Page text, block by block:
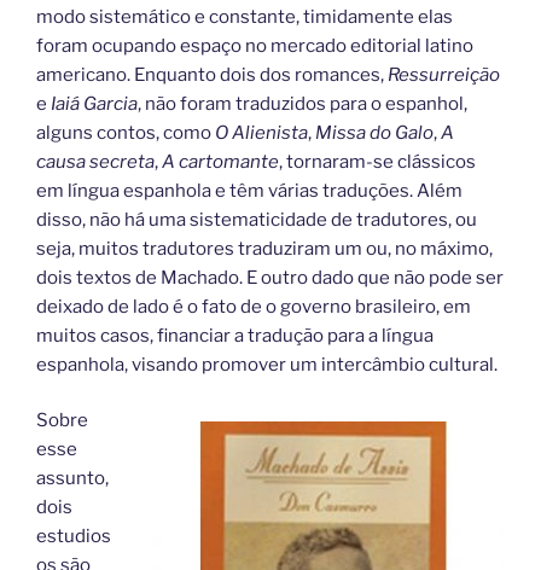
modo sistemático e constante, timidamente elas
foram ocupando espaço no mercado editorial latino
americano. Enquanto dois dos romances, Ressurreição
e Iaiá Garcia, não foram traduzidos para o espanhol,
alguns contos, como O Alienista, Missa do Galo,A
causa secreta,A cartomante, tornaram-se clássicos
em língua espanhola e têm várias traduções. Além
disso, não há uma sistematicidade de tradutores, ou
seja, muitos tradutores traduziram um ou, no máximo,
dois textos de Machado. E outro dado que não pode ser
deixado de lado é o fato de o governo brasileiro, em
muitos casos, financiar a tradução para a língua
espanhola, visando promover um intercâmbio cultural.
Sobre
esse
assunto,
dois
estudios
os são